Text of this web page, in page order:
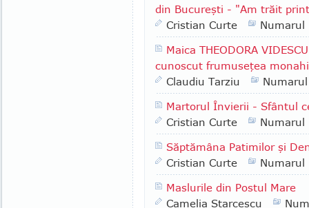
din Bucureşti - "Am trăit
Cristian Curte
Numarul
Maica THEODORA
cunoscut frumuseţea
Claudiu Tarziu
Martorul Învierii - Sfântul
Cristian Curte
Numarul
Săptămâna Patimilor şi
Cristian Curte
Numarul
Maslurile din Postul Mare
Camelia Starcescu